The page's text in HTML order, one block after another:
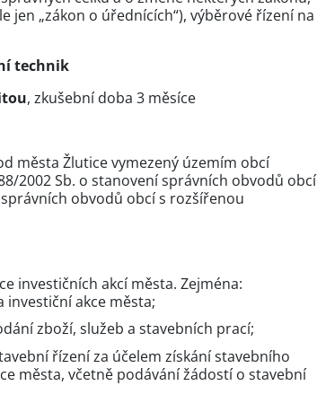
jen „zákon o úřednících“), výběrové řízení na
technik
, zkušební doba 3 měsíce
města Žlutice vymezený územím obcí
2002 Sb. o stanovení správních obvodů obcí
obvodů obcí s rozšířenou
investičních akcí města. Zejména:
investiční akce města;
zboží, služeb a stavebních prací;
řízení za účelem získání stavebního
města, včetně podávání žádostí o stavební